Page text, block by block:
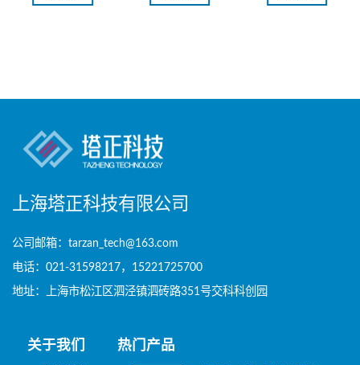
上海塔正科技有限公司
公司邮箱：tarzan_tech@163.com
电话：021-31598217，15221725700
地址：上海市松江区泗泾镇泗砖路351号交科科创园
关于我们 热门产品